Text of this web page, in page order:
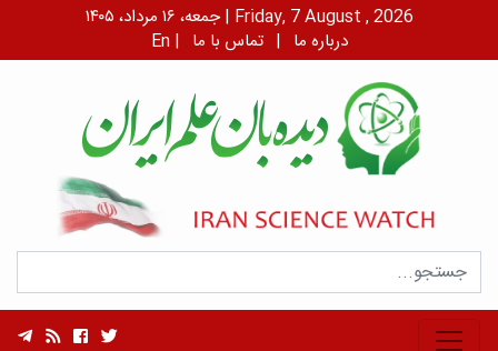
جمعه، ۱۶ مرداد، ۱۴۰۵ | Friday, 7 August , 2026
En | درباره ما | تماس با ما